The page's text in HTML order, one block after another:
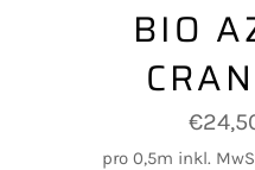
BIO
Preis
pro 0,5m inkl.